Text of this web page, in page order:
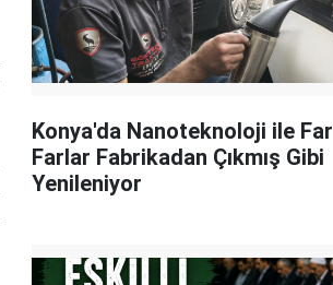
Konya'da Nanoteknoloji ile
Farlar Fabrikadan Çıkmış Gibi
Yenileniyor